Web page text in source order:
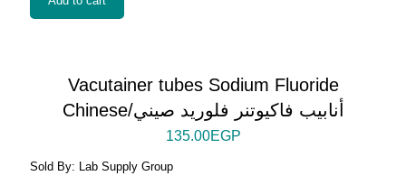
Vacutainer tubes Sodium Fluoride
Chinese/أنابيب فاكيوتنر فلوريد صيني
135.00EGP
Sold By: Lab Supply Group